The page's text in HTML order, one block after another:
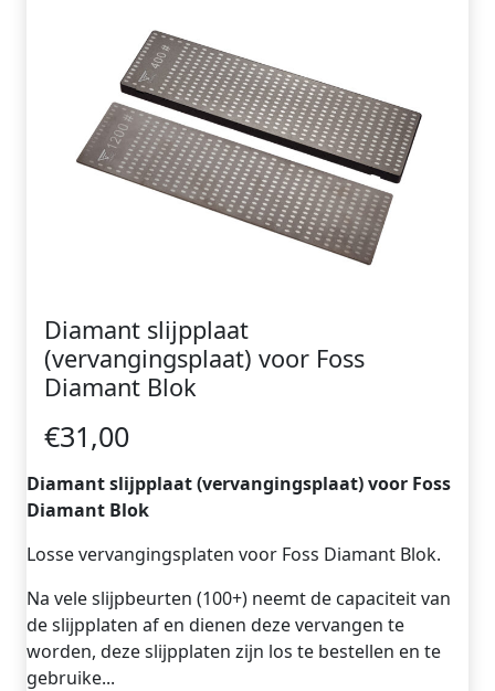
Diamant slijpplaat
(vervangingsplaat) voor Foss
Diamant Blok
€31,00
Diamant slijpplaat (vervangingsplaat) voor Foss
Diamant Blok
Losse vervangingsplaten voor Foss Diamant Blok.
Na vele slijpbeurten (100+) neemt de capaciteit van
de slijpplaten af en dienen deze vervangen te
worden, deze slijpplaten zijn los te bestellen en te
gebruike...